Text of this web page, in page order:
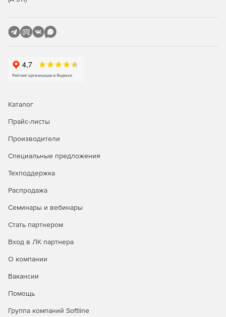
Передача сведений о поверке в ФГИС АРШИН.
помощью сканера или мобильного приложения.
Каталог
Прайс-листы
Производители
Специальные предложения
Техподдержка
Распродажа
Семинары и вебинары
Стать партнером
Вход в ЛК партнера
О компании
Вакансии
Помощь
Группа компаний Softline